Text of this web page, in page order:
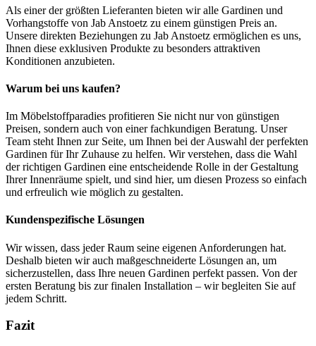
Als einer der größten Lieferanten bieten wir alle Gardinen und
Vorhangstoffe von Jab Anstoetz zu einem günstigen Preis an.
Unsere direkten Beziehungen zu Jab Anstoetz ermöglichen es uns,
Ihnen diese exklusiven Produkte zu besonders attraktiven
Konditionen anzubieten.
Warum bei uns kaufen?
Im Möbelstoffparadies profitieren Sie nicht nur von günstigen
Preisen, sondern auch von einer fachkundigen Beratung. Unser
Team steht Ihnen zur Seite, um Ihnen bei der Auswahl der perfekten
Gardinen für Ihr Zuhause zu helfen. Wir verstehen, dass die Wahl
der richtigen Gardinen eine entscheidende Rolle in der Gestaltung
Ihrer Innenräume spielt, und sind hier, um diesen Prozess so einfach
und erfreulich wie möglich zu gestalten.
Kundenspezifische Lösungen
Wir wissen, dass jeder Raum seine eigenen Anforderungen hat.
Deshalb bieten wir auch maßgeschneiderte Lösungen an, um
sicherzustellen, dass Ihre neuen Gardinen perfekt passen. Von der
ersten Beratung bis zur finalen Installation – wir begleiten Sie auf
jedem Schritt.
Fazit